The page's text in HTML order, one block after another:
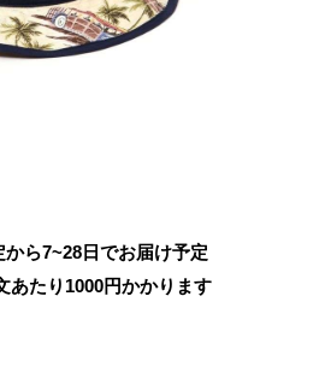
から7~28日でお届け予定
あたり 1000円かかります